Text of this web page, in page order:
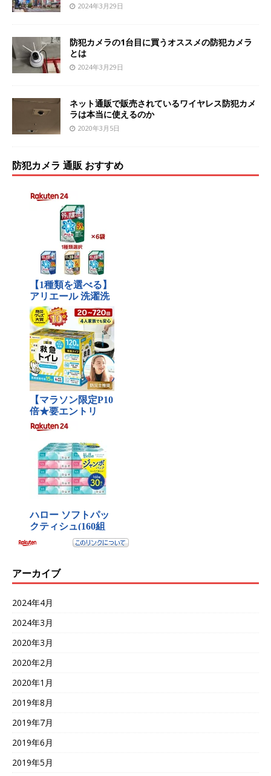
2024年3月29日
防犯カメラの1台目に買うオススメの防犯カメラ
とは
2024年3月29日
ネット通販で販売されているワイヤレス防犯カメ
ラは本当に使えるのか
2020年3月5日
防犯カメラ 通販 おすすめ
アーカイブ
2024年4月
2024年3月
2020年3月
2020年2月
2020年1月
2019年8月
2019年7月
2019年6月
2019年5月